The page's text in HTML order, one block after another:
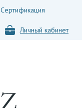
Сертификация
Личный кабинет